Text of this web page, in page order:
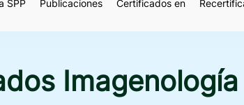
SPP Publicaciones Certificados en